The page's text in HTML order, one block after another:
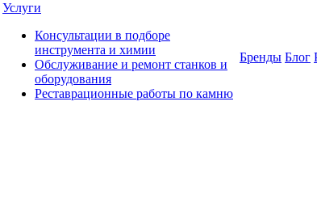
Услуги
Консультации в подборе
инструмента и химии
Обслуживание и ремонт станков и
оборудования
Реставрационные работы по камню
Бренды Блог